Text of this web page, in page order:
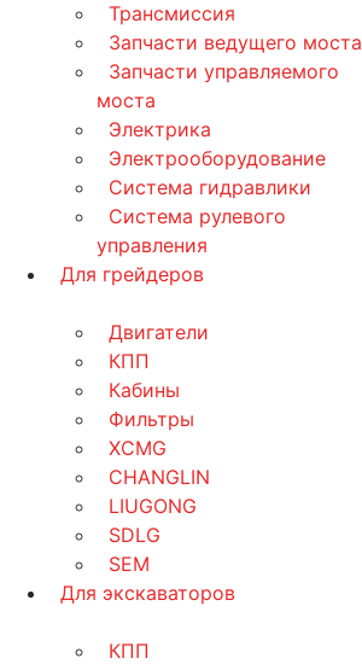
Трансмиссия
Запчасти ведущего моста
Запчасти управляемого
моста
Электрика
Электрооборудование
Система гидравлики
Система рулевого
управления
Для грейдеров
Двигатели
КПП
Кабины
Фильтры
XCMG
CHANGLIN
LIUGONG
SDLG
SEM
Для экскаваторов
КПП